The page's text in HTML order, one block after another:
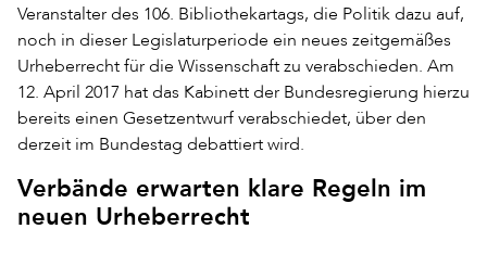
Veranstalter des 106. Bibliothekartags, die Politik dazu auf,
noch in dieser Legislaturperiode ein neues zeitgemäßes
Urheberrecht für die Wissenschaft zu verabschieden. Am
12. April 2017 hat das Kabinett der Bundesregierung hierzu
bereits einen Gesetzentwurf verabschiedet, über den
derzeit im Bundestag debattiert wird.
Verbände erwarten klare Regeln im
neuen Urheberrecht